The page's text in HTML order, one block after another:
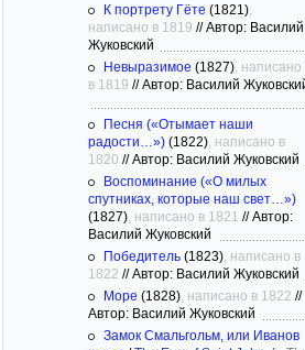
К портрету Гёте (1821)
написано в 1819 //Автор: Василий
Жуковский
Невыразимое (1827) , написано
в 1819 //Автор: Василий
Песня («Отымает наши
радости…») (1822) , написано в
1820 //Автор: Василий Жуковский
Воспоминание («О милых
спутниках, которые наш свет…»)
(1827) , написано в 1821 //Автор:
Василий Жуковский
Победитель (1823) , написано в
1822 //Автор: Василий Жуковский
Море (1828) , написано в 1822 //
Автор: Василий Жуковский
Замок Смальгольм, или Иванов